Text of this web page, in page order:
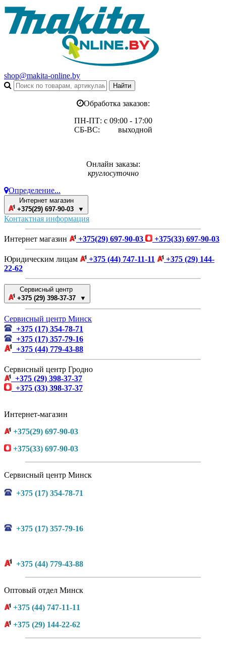
shop@makita-online.by
Обработка заказов:
ПН-ПТ: с 09:00 - 17:00
СБ-ВС: выходной
Онлайн заказы:
круглосуточно
Определение...
Интернет магазин
+375(29) 697-90-03 ▼
Контактная информация
Интернет магазин +375(29) 697-90-03 +375(33) 697-90-03
Юридическим лицам +375 (44) 747-11-11
+375 (29) 144-
22-62
Сервисный центр
+375 (29) 398-37-37 ▼
Сервисный центр Минск
+375 (17) 354-78-71
+375 (17) 357-79-16
+375 (44) 779-43-88
Сервисный центр Гродно
+375 (29) 398-37-37
+375 (33) 398-37-37
Интернет-магазин
+375(29) 697-90-03
+375(33) 697-90-03
Сервисный центр Минск
+375 (17) 354-78-71
+375 (17) 357-79-16
+375 (44) 779-43-88
Оптовый отдел Минск
+375 (44) 747-11-11
+375 (29) 144-22-62